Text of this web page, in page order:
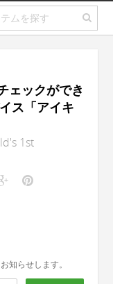
ェックができ
ス「アイキ
1st
知らせします。